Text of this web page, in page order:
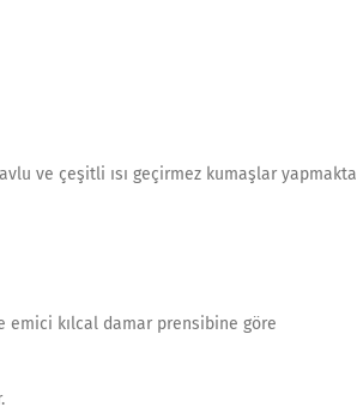
ve çeşitli ısı geçirmez kumaşlar yapmakta
emici kılcal damar prensibine göre